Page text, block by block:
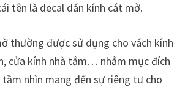
tên là decal dán kính cát mờ.
thường được sử dụng cho vách kính
cửa kính nhà tắm… nhằm mục đích
nhìn mang đến sự riêng tư cho